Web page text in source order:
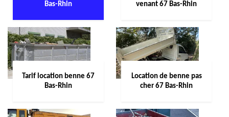
Bas-Rhin
venant 67 Bas-Rhin
Tarif location benne 67
Bas-Rhin
Location de benne pas
cher 67 Bas-Rhin